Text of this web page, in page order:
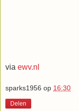
via ewv.nl
sparks1956 op 16:30
Delen